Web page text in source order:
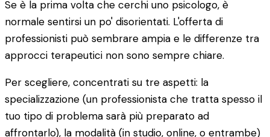
Se è la prima volta che cerchi uno psicologo, è
normale sentirsi un po' disorientati. L'offerta di
professionisti può sembrare ampia e le differenze tra
approcci terapeutici non sono sempre chiare.
Per scegliere, concentrati su tre aspetti: la
specializzazione (un professionista che tratta spesso il
tuo tipo di problema sarà più preparato ad
affrontarlo), la modalità (in studio, online, o entrambe)